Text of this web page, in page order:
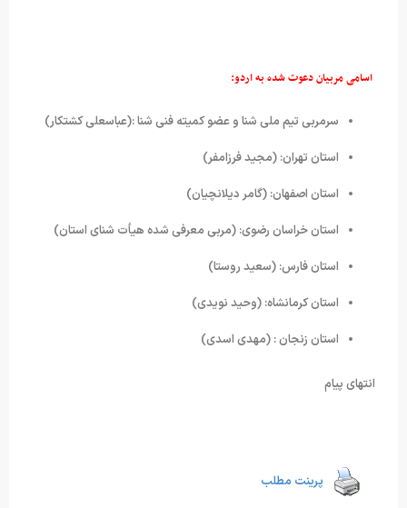
 اسامی مربیان دعوت شده به اردو:
سرمربی تیم ملی شنا و عضو کمیته فنی شنا :(عباسعلی کشتکار)
استان تهران: (مجید فرزامفر)
استان اصفهان: (گامر دیلانچیان)
استان خراسان رضوی: (مربی معرفی شده هیأت شنای استان)
استان فارس: (سعید روستا)
استان کرمانشاه: (وحید نویدی)
استان زنجان : (مهدی اسدی)
انتهای پیام
پرینت مطلب